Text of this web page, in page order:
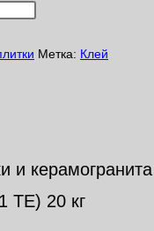
Метка: Клей
и
TE) 20 кг